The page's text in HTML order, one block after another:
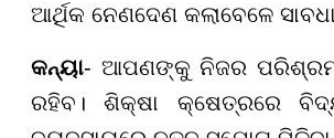
ଆର୍ଥିକ ନେଣଦେଣ କଲାବେଳେ
କନ୍ୟା- ଆପଣଙ୍କୁ ନିଜର ପରିଶ୍ରମ
ରହିବ। ଶିକ୍ଷା କ୍ଷେତ୍ରରେ